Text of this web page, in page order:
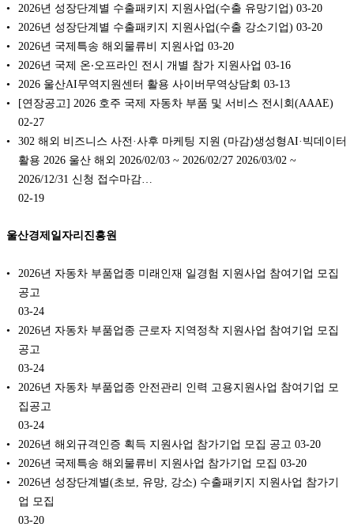
2026년 성장단계별 수출패키지 지원사업(수출 유망기업) 03-20
2026년 성장단계별 수출패키지 지원사업(수출 강소기업) 03-20
2026년 국제특송 해외물류비 지원사업 03-20
2026년 국제 온‧오프라인 전시 개별 참가 지원사업 03-16
2026 울산AI무역지원센터 활용 사이버무역상담회 03-13
[연장공고] 2026 호주 국제 자동차 부품 및 서비스 전시회(AAAE)
02-27
302 해외 비즈니스 사전·사후 마케팅 지원 (마감)생성형AI·빅데이터
활용 2026 울산 해외 2026/02/03 ~ 2026/02/27 2026/03/02 ~
2026/12/31 신청 접수마감…
02-19
울산경제일자리진흥원
2026년 자동차 부품업종 미래인재 일경험 지원사업 참여기업 모집
공고
03-24
2026년 자동차 부품업종 근로자 지역정착 지원사업 참여기업 모집
공고
03-24
2026년 자동차 부품업종 안전관리 인력 고용지원사업 참여기업 모
집공고
03-24
2026년 해외규격인증 획득 지원사업 참가기업 모집 공고 03-20
2026년 국제특송 해외물류비 지원사업 참가기업 모집 03-20
2026년 성장단계별(초보, 유망, 강소) 수출패키지 지원사업 참가기
업 모집
03-20